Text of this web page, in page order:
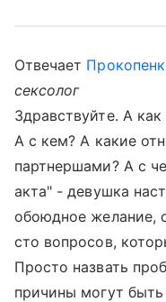
Отвечает
сексолог
Здравствуйте. А
А с кем? А какие
партнершами? А с
акта" - девушка
обоюдное желание,
сто вопросов,
Просто назвать
причины могут